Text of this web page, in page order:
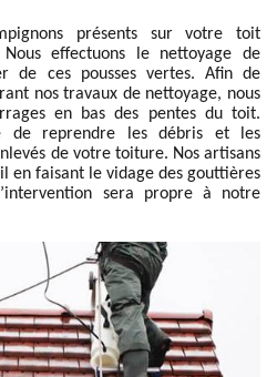
présents sur votre toit
effectuons le nettoyage de
de ces pousses vertes. Afin de
nos travaux de nettoyage, nous
en bas des pentes du toit.
de reprendre les débris et les
de votre toiture. Nos artisans
en faisant le vidage des gouttières
sera propre à notre